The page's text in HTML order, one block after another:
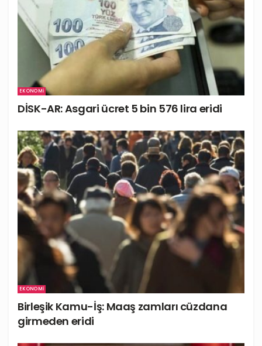
EKONOMI
DİSK-AR: Asgari ücret 5 bin 576 lira eridi
EKONOMI
Birleşik Kamu-İş: Maaş zamları cüzdana
girmeden eridi